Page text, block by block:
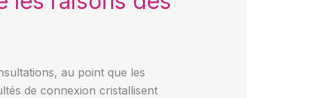
au point que les
de connexion cristallisent